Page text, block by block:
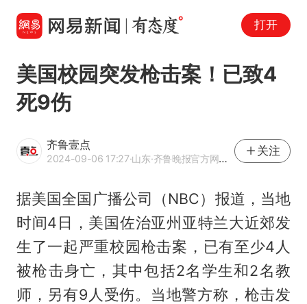
打开
美国校园突发枪击案！已致4
死9伤
齐鲁壹点
2024-09-06 17:27·山东·齐鲁晚报官方网易号
关注
据美国全国广播公司（NBC）报道，当地
时间4日，美国佐治亚州亚特兰大近郊发
生了一起严重校园枪击案，已有至少4人
被枪击身亡，其中包括2名学生和2名教
师，另有9人受伤。当地警方称，枪击发